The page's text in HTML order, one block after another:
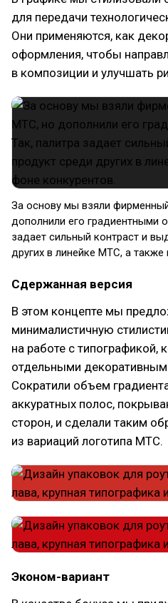
для передачи
Они применяются, как
оформления, чтобы
в композиции и улучшать
За основу мы взяли
дополнили его градиентными
задает сильный контраст и
других в линейке МТС, а также
Сдержанная версия
В этом концепте мы
минималистичную
на работе с типографикой,
отдельными
Сократили объем
аккуратных полос,
сторон, и сделали таким
из вариаций логотипа МТС.
Эконом-вариант